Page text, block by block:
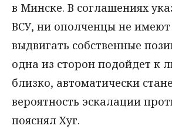
в Минске. В соглашениях
ВСУ, ни ополченцы не имеют
выдвигать собственные
одна из сторон подойдет к
близко, автоматически
вероятность эскалации
пояснял Хуг.